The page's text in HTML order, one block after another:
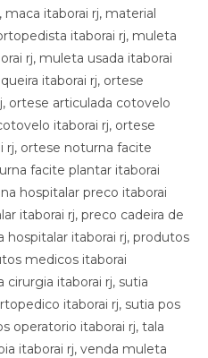
maca itaborai rj, material
itaborai rj, muleta
rj, muleta usada itaborai
itaborai rj, ortese
ortese articulada cotovelo
itaborai rj, ortese
rj, ortese noturna facite
facite plantar itaborai
hospitalar preco itaborai
itaborai rj, preco cadeira de
hospitalar itaborai rj, produtos
medicos itaborai
cirurgia itaborai rj, sutia
itaborai rj, sutia pos
operatorio itaborai rj, tala
itaborai rj, venda muleta